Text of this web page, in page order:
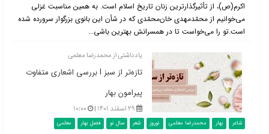
اکرم(ص)، از تأثیرگذارترین زنان تاریخ اسلام است. به همین مناسبت غزلی
می‌خوانیم از محمّدمهدی خان‌محمّدی که در شأن این بانوی بزرگوار سرورده شده
است.تو را می‌خواست تا در همسرانش بهترین باشی...
یادداشتی از محمدرضا معلمی
تازه‌تر از سبز l بررسی اشعاری متفاوت
پیرامون بهار
۲۹ اسفند ۱۴۰۱ | ۱۰:۰۰
شاعر بهار محمدرضا معلمی نوروز شعر سال نو فصل بهار معلمی